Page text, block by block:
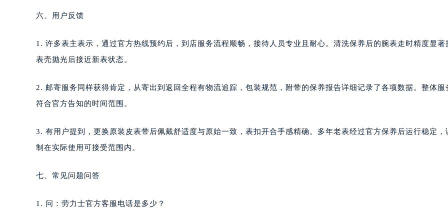
六、用户反馈
1. 许多表主表示，通过官方热线预约后，到店服务流程顺畅，接待人员专业且耐心。清洗保养后的腕表走时精度显著
表壳抛光后接近新表状态。
2. 邮寄服务同样获得肯定，从寄出到返回全程有物流追踪，包装规范，附带的保养报告详细记录了各项数据。整体服
符合官方告知的时间范围。
3. 有用户提到，更换原装皮表带后佩戴舒适度与原始一致，表扣开合手感精确。多年老表经过官方保养后运行稳定，
制在实际使用可接受范围内。
七、常见问题问答
1. 问：劳力士官方客服电话是多少？